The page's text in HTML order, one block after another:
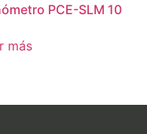
PCE-SLM 10
más